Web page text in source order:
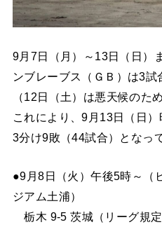
9月7日（月）～13日（日）
ンブレーブス（ＧＢ）は3
（12日（土）は悪天候のた
これにより、9月13日（日
3分け9敗（44試合）となっ
●9月8日（火）午後5時～（
ジアム土浦）
栃木 9-5 茨城（リーグ規定